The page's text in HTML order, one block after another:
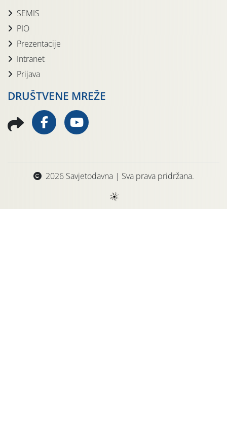
SEMIS
PIO
Prezentacije
Intranet
Prijava
DRUŠTVENE MREŽE
2026 Savjetodavna | Sva prava pridržana.